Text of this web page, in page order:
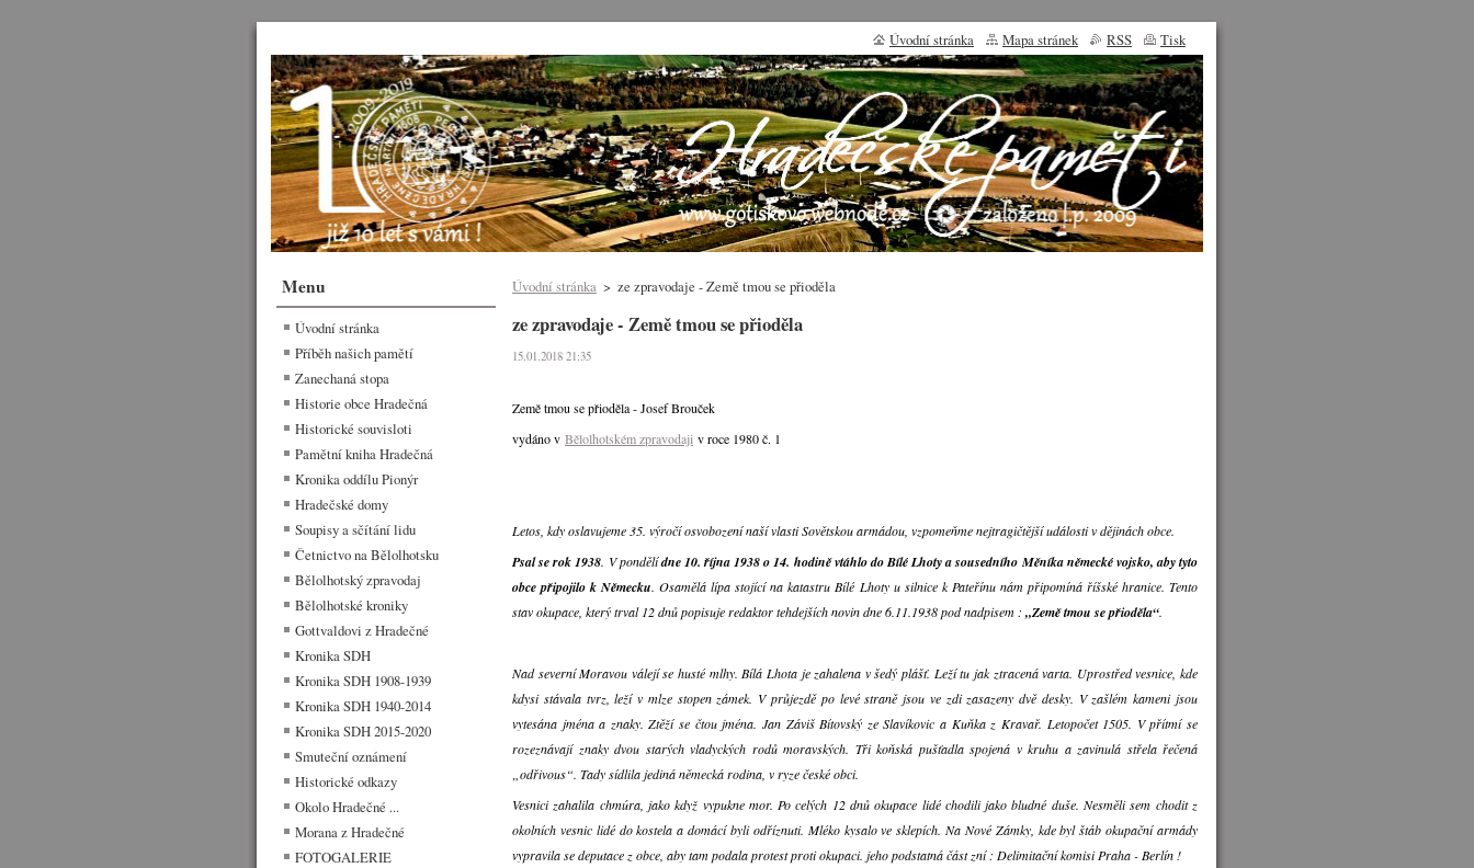
Úvodní stránka > ze zpravodaje - Země tmou se přioděla
ze zpravodaje - Země tmou se přioděla
15.01.2018 21:35
Země tmou se přioděla - Josef Brouček
vydáno v Bělolhotském zpravodaji v roce 1980 č. 1
Letos, kdy oslavujeme 35. výročí osvobození naší vlasti Sovětskou armádou, vzpomeňme nejtragičtější události v dějinách obce.
Psal se rok 1938. V pondělídne 10. října 1938 o 14. hodině vtáhlo do Bílé Lhoty a sousedního Měníka německé vojsko, aby tyto
obce připojilo k Německu. Osamělá lípa stojící na katastru Bílé Lhoty u silnice k Pateřínu nám připomíná říšské hranice. Tento
stav okupace, který trval 12 dnů popisuje redaktor tehdejších novin dne 6.11.1938 pod nadpisem : „Země tmou se přioděla“.
Nad severní Moravou válejí se husté mlhy. Bílá Lhota je zahalena v šedý plášť. Leží tu jak ztracená varta. Uprostřed vesnice, kde
kdysi stávala tvrz, leží v mlze stopen zámek. V průjezdě po levé straně jsou ve zdi zasazeny dvě desky. V zašlém kameni jsou
vytesána jména a znaky. Ztěží se čtou jména. Jan Záviš Bítovský ze Slavíkovic a Kuňka z Kravař. Letopočet 1505. V přítmí se
rozeznávají znaky dvou starých vladyckých rodů moravských. Tři koňská pušťadla spojená v kruhu a zavinulá střela řečená
„odřivous“. Tady sídlila jediná německá rodina, v ryze české obci.
Vesnici zahalila chmúra, jako když vypukne mor. Po celých 12 dnů okupace lidé chodili jako bludné duše. Nesměli sem chodit z
okolních vesnic lidé do kostela a domácí byli odříznuti. Mléko kysalo ve sklepích. Na Nové Zámky, kde byl štáb okupační armády
vypravila se deputace z obce, aby tam podala protest proti okupaci. jeho podstatná část zní : Delimitační komisi Praha - Berlín !
Menu
Úvodní stránka
Příběh našich pamětí
Zanechaná stopa
Historie obce Hradečná
Historické souvisloti
Pamětní kniha Hradečná
Kronika oddílu Pionýr
Hradečské domy
Soupisy a sčítání lidu
Četnictvo na Bělolhotsku
Bělolhotský zpravodaj
Bělolhotské kroniky
Gottvaldovi z Hradečné
Kronika SDH
Kronika SDH 1908-1939
Kronika SDH 1940-2014
Kronika SDH 2015-2020
Smuteční oznámení
Historické odkazy
Okolo Hradečné ...
Morana z Hradečné
FOTOGALERIE
Úvodní stránka Mapa stránek RSS Tisk